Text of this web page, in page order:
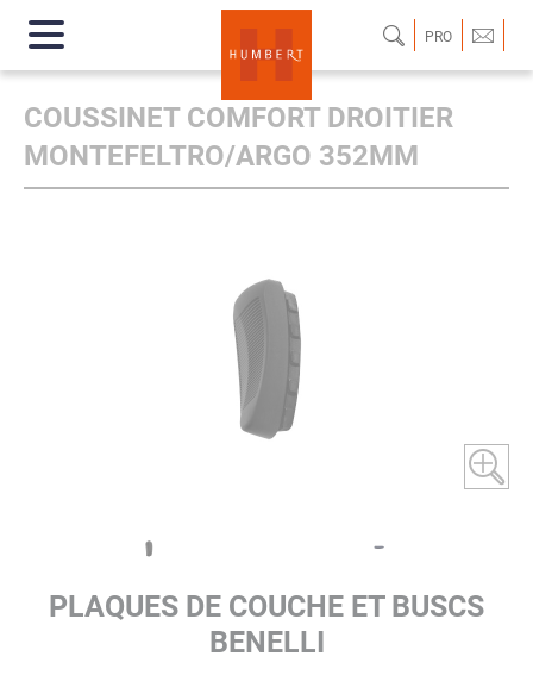
PRO
COUSSINET COMFORT DROITIER
MONTEFELTRO/ARGO 352MM
PLAQUES DE COUCHE ET BUSCS
BENELLI